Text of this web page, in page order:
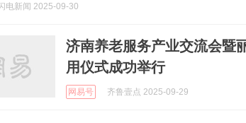
电新闻 2025-09-30
济南养老服务产业交流会暨
用仪式成功举行
网易号 齐鲁壹点 2025-09-29